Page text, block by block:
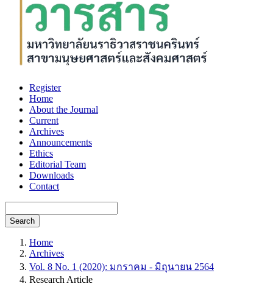
Register
Home
About the Journal
Current
Archives
Announcements
Ethics
Editorial Team
Downloads
Contact
Search
Home
Archives
Vol. 8 No. 1 (2020): มกราคม - มิถุนายน 2564
Research Article